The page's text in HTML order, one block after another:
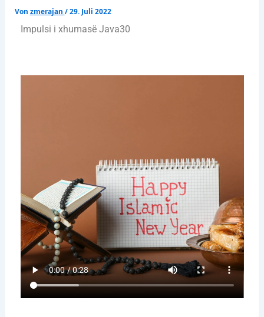
Von zmerajan /29. Juli 2022
Impulsi i xhumasë Java30